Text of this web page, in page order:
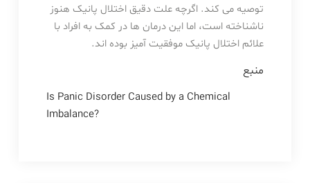
توصیه می کند. اگرچه علت دقیق اختلال پانیک هنوز
ناشناخته است، اما این درمان ها در کمک به افراد با
علائم اختلال پانیک موفقیت آمیز بوده اند.
منبع
Is Panic Disorder Caused by a Chemical
Imbalance?